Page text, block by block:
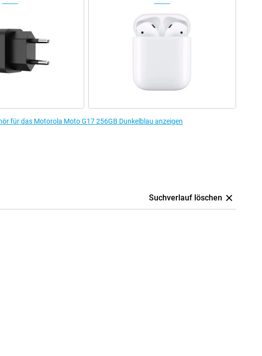
für das Motorola Moto G17 256GB Dunkelblau anzeigen
Suchverlauf löschen